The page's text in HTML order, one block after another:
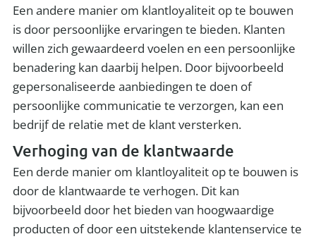
Een andere manier om klantloyaliteit op te bouwen
is door persoonlijke ervaringen te bieden. Klanten
willen zich gewaardeerd voelen en een persoonlijke
benadering kan daarbij helpen. Door bijvoorbeeld
gepersonaliseerde aanbiedingen te doen of
persoonlijke communicatie te verzorgen, kan een
bedrijf de relatie met de klant versterken.
Verhoging van de klantwaarde
Een derde manier om klantloyaliteit op te bouwen is
door de klantwaarde te verhogen. Dit kan
bijvoorbeeld door het bieden van hoogwaardige
producten of door een uitstekende klantenservice te